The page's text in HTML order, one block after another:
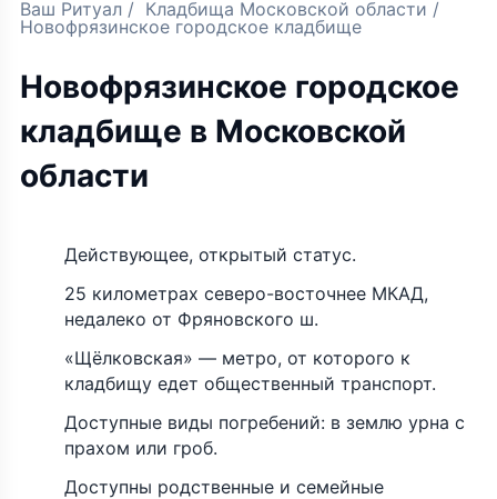
Ваш Ритуал / Кладбища Московской области /
Новофрязинское городское кладбище
Новофрязинское городское
кладбище в Московской
области
Действующее, открытый статус.
25 километрах северо-восточнее МКАД,
недалеко от Фряновского ш.
«Щёлковская» — метро, от которого к
кладбищу едет общественный транспорт.
Доступные виды погребений: в землю урна с
прахом или гроб.
Доступны родственные и семейные